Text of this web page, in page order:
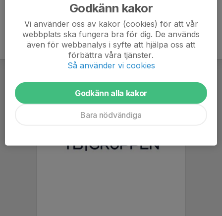
Godkänn kakor
Vi använder oss av kakor (cookies) för att vår
webbplats ska fungera bra för dig. De används
även för webbanalys i syfte att hjälpa oss att
förbättra våra tjänster.
Så använder vi cookies
Godkänn alla kakor
Bara nödvändiga